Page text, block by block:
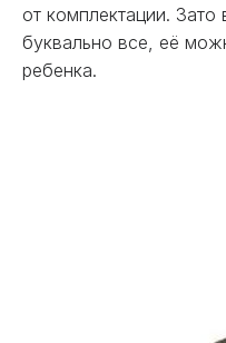
от комплектации. Зато
буквально все, её
ребенка.